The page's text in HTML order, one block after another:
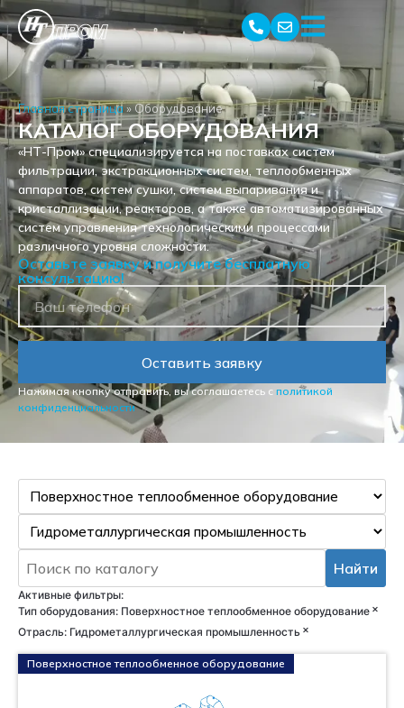
Главная страница»Оборудование
КАТАЛОГ ОБОРУДОВАНИЯ
«НТ-Пром» специализируется на поставках систем
фильтрации, экстракционных систем, теплообменных
аппаратов, систем сушки, систем выпаривания и
кристаллизации, реакторов, а также автоматизированных
систем управления технологическими процессами
различного уровня сложности.
Оставьте заявку и получите бесплатную
консультацию!
Оставить заявку
Нажимая кнопку отправить, вы соглашаетесь с политикой
конфиденциальности
Найти
Активные фильтры:
Тип оборудования: Поверхностное теплообменное оборудование ×
Отрасль: Гидрометаллургическая промышленность ×
Поверхностное теплообменное оборудование